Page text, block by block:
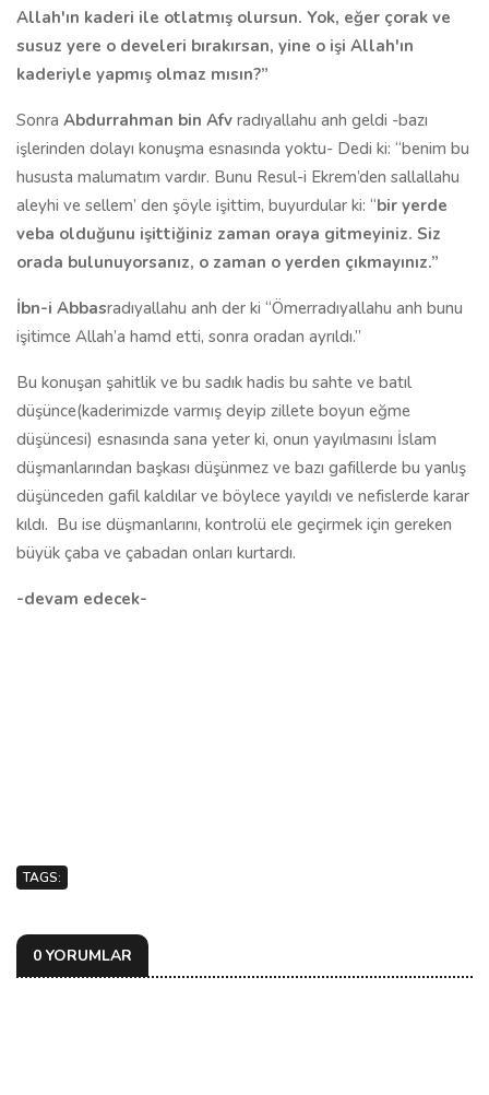
Allah'ın kaderi ile otlatmış olursun. Yok, eğer çorak ve
susuz yere o develeri bırakırsan, yine o işi Allah'ın
kaderiyle yapmış olmaz mısın?”
Sonra Abdurrahman bin Afv radıyallahu anh geldi -bazı
işlerinden dolayı konuşma esnasında yoktu- Dedi ki: “benim bu
hususta malumatım vardır. Bunu Resul-i Ekrem’den sallallahu
aleyhi ve sellem’ den şöyle işittim, buyurdular ki: “bir yerde
veba olduğunu işittiğiniz zaman oraya gitmeyiniz. Siz
orada bulunuyorsanız, o zaman o yerden çıkmayınız.”
İbn-i Abbasradıyallahu anh der ki “Ömerradıyallahu anh bunu
işitimce Allah’a hamd etti, sonra oradan ayrıldı.”
Bu konuşan şahitlik ve bu sadık hadis bu sahte ve batıl
düşünce(kaderimizde varmış deyip zillete boyun eğme
düşüncesi) esnasında sana yeter ki, onun yayılmasını İslam
düşmanlarından başkası düşünmez ve bazı gafillerde bu yanlış
düşünceden gafil kaldılar ve böylece yayıldı ve nefislerde karar
kıldı. Bu ise düşmanlarını, kontrolü ele geçirmek için gereken
büyük çaba ve çabadan onları kurtardı.
-devam edecek-
TAGS:
0 YORUMLAR